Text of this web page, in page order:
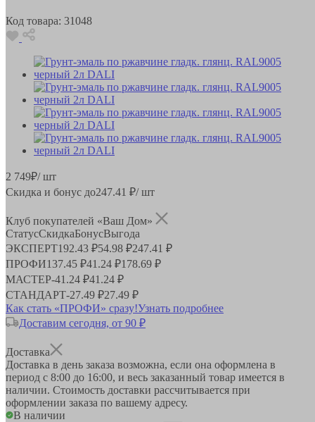
Код товара: 31048
2 749₽/ шт
Скидка и бонус до247.41 ₽/ шт
Клуб покупателей «Ваш Дом»
СтатусСкидкаБонусВыгода
ЭКСПЕРТ192.43 ₽54.98 ₽247.41 ₽
ПРОФИ137.45 ₽41.24 ₽178.69 ₽
МАСТЕР-41.24 ₽41.24 ₽
СТАНДАРТ-27.49 ₽27.49 ₽
Как стать «ПРОФИ» сразу!Узнать подробнее
Доставим сегодня, от 90 ₽
Доставка
Доставка в день заказа возможна, если она оформлена в
период с 8:00 до 16:00, и весь заказанный товар имеется в
наличии. Стоимость доставки рассчитывается при
оформлении заказа по вашему адресу.
В наличии